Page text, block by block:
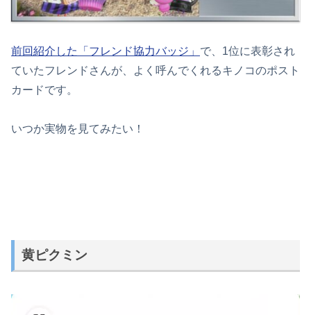
前回紹介した「フレンド協力バッジ」 で、1位に表彰され
ていたフレンドさんが、よく呼んでくれるキノコのポスト
カードです。
いつか実物を見てみたい！
黄ピクミン